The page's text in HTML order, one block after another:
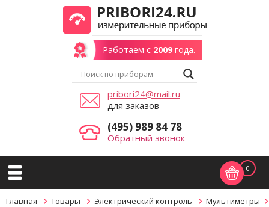
Работаем с 2009года.
pribori24@mail.ru
для заказов
(495) 989 84 78
Обратный звонок
0
Главная Товары Электрический контроль
Мультиметры